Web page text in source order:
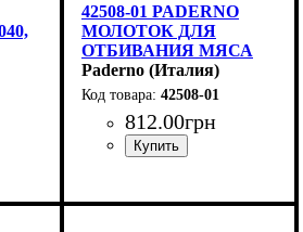
42508-01 PADERNO
МОЛОТОК ДЛЯ
ОТБИВАНИЯ МЯСА
0,41 КГ
Paderno (Италия)
42508-01
812.00грн